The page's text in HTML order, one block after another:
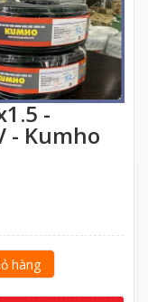
-
- Kumho
hàng